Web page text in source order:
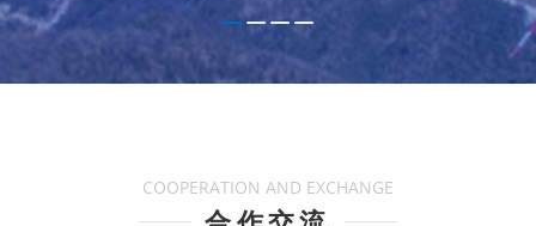
1
COOPERATION AND EXCHANGE